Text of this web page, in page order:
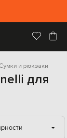
и рюкзаки
для